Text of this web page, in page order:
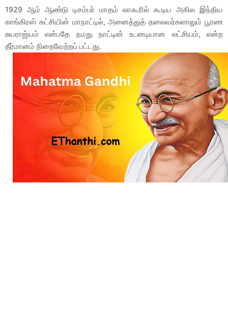
1929 ஆம் ஆண்டு டிசம்பர் மாதம் லாகூரில் கூடிய அகில இந்திய
காங்கிரஸ் கட்சியின் மாநாட்டில், அனைத்துத் தலைவர்களாலும் பூரண
சுயராஜ்யம் என்பதே நமது நாட்டின் உடனடியான லட்சியம், என்ற
தீர்மானம் நிறைவேற்றப் பட்டது.